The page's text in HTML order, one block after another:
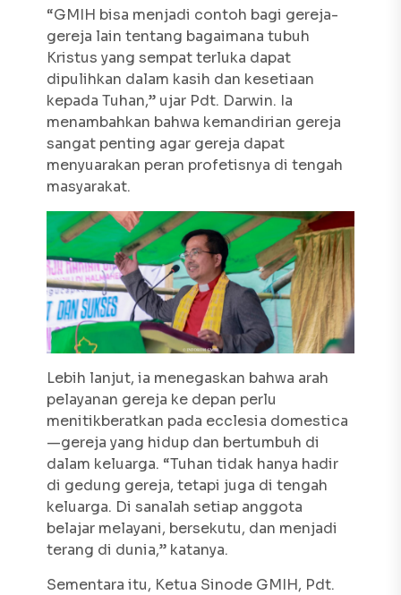
“GMIH bisa menjadi contoh bagi gereja-
gereja lain tentang bagaimana tubuh
Kristus yang sempat terluka dapat
dipulihkan dalam kasih dan kesetiaan
kepada Tuhan,” ujar Pdt. Darwin. Ia
menambahkan bahwa kemandirian gereja
sangat penting agar gereja dapat
menyuarakan peran profetisnya di tengah
masyarakat.
Lebih lanjut, ia menegaskan bahwa arah
pelayanan gereja ke depan perlu
menitikberatkan pada ecclesia domestica
—gereja yang hidup dan bertumbuh di
dalam keluarga. “Tuhan tidak hanya hadir
di gedung gereja, tetapi juga di tengah
keluarga. Di sanalah setiap anggota
belajar melayani, bersekutu, dan menjadi
terang di dunia,” katanya.
Sementara itu, Ketua Sinode GMIH, Pdt.